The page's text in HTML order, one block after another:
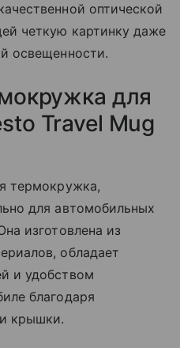
оптической
четкую картинку даже
освещенности.
для
Travel Mug
термокружка,
для автомобильных
изготовлена из
обладает
и удобством
благодаря
крышки.